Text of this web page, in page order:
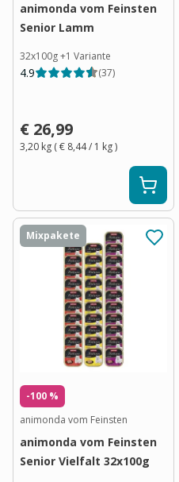
animonda vom Feinsten
Senior Lamm
32x100g+1 Variante
4.9 (37)
€ 26,99
3,20 kg (€ 8,44/ 1 kg)
Mixpakete
-100 %
animonda vom Feinsten
animonda vom Feinsten
Senior Vielfalt 32x100g